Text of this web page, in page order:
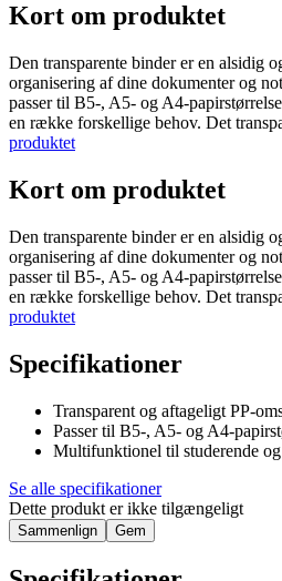
Kort om produktet
Den transparente binder er en alsidig
organisering af dine dokumenter og
passer til B5-, A5- og A4-
en række forskellige behov. Det
produktet
Kort om produktet
Den transparente binder er en alsidig
organisering af dine dokumenter og
passer til B5-, A5- og A4-
en række forskellige behov. Det
produktet
Specifikationer
Transparent og aftageligt PP-
Passer til B5-, A5- og A4-
Multifunktionel til studerende
Se alle specifikationer
Dette produkt er ikke tilgængeligt
Sammenlign Gem